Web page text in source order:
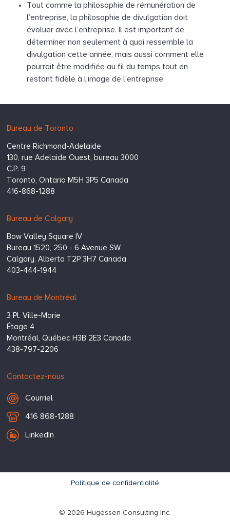
Tout comme la philosophie de rémunération de
l’entreprise, la philosophie de divulgation doit
évoluer avec l’entreprise. Il est important de
déterminer non seulement à quoi ressemble la
divulgation cette année, mais aussi comment elle
pourrait être modifiée au fil du temps tout en
restant fidèle à l’image de l’entreprise.
Hugessen
Inc.
https://www.hugessen.com
Bureau de Toronto
Centre Richmond-Adelaide
130, rue Adelaide Ouest, bureau 3000
C.P. 9
Toronto, Ontario M5H 3P5Canada
416-868-1288
Bureau de Calgary
Bow Valley Square IV
Bureau 1520, 250 - 6 Avenue SW
Calgary, Alberta T2P 3H7Canada
403-444-1944
Bureau de Montréal
3 Pl. Ville-Marie
Étage 4
Montréal, Québec H3B 2E3Canada
438-797-2206
Contactez-nous
Courriel
Courriel
T
416 868-1288
LinkedIn
Politique de confidentialité
© 2026 Hugessen Consulting Inc.